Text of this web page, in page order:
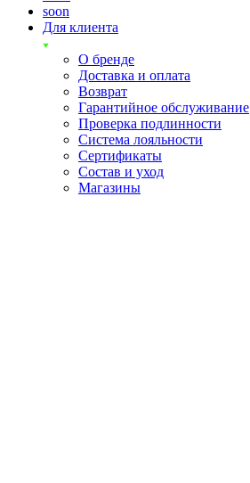
soon
Для клиента
О бренде
Доставка и оплата
Возврат
Гарантийное обслуживание
Проверка подлинности
Система лояльности
Сертификаты
Состав и уход
Магазины